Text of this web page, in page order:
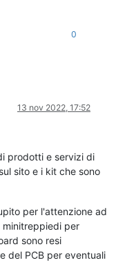
0
13 nov 2022, 17:52
prodotti e servizi di
sito e i kit che sono
per l'attenzione ad
minitreppiedi per
sono resi
del PCB per eventuali